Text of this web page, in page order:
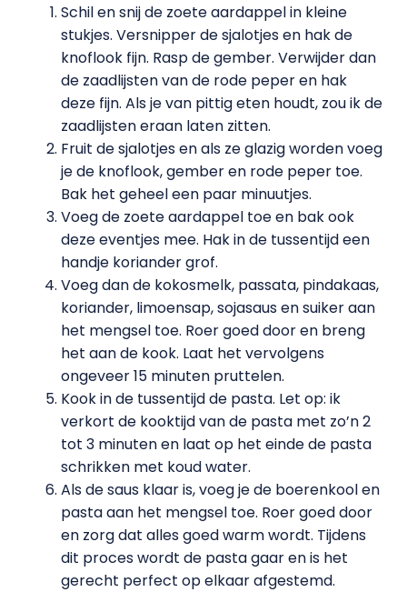
Schil en snij de zoete aardappel in kleine
stukjes. Versnipper de sjalotjes en hak de
knoflook fijn. Rasp de gember. Verwijder dan
de zaadlijsten van de rode peper en hak
deze fijn. Als je van pittig eten houdt, zou ik de
zaadlijsten eraan laten zitten.
Fruit de sjalotjes en als ze glazig worden voeg
je de knoflook, gember en rode peper toe.
Bak het geheel een paar minuutjes.
Voeg de zoete aardappel toe en bak ook
deze eventjes mee. Hak in de tussentijd een
handje koriander grof.
Voeg dan de kokosmelk, passata, pindakaas,
koriander, limoensap, sojasaus en suiker aan
het mengsel toe. Roer goed door en breng
het aan de kook. Laat het vervolgens
ongeveer 15 minuten pruttelen.
Kook in de tussentijd de pasta. Let op: ik
verkort de kooktijd van de pasta met zo’n 2
tot 3 minuten en laat op het einde de pasta
schrikken met koud water.
Als de saus klaar is, voeg je de boerenkool en
pasta aan het mengsel toe. Roer goed door
en zorg dat alles goed warm wordt. Tijdens
dit proces wordt de pasta gaar en is het
gerecht perfect op elkaar afgestemd.